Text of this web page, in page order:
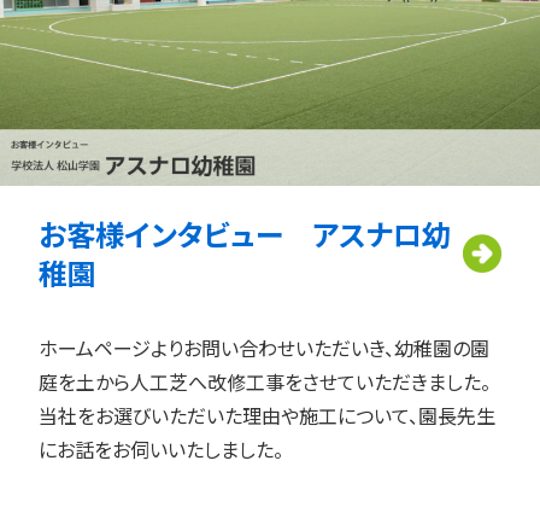
お客様インタビュー アスナロ幼
稚園
ホームページよりお問い合わせいただいき、幼稚園の園
庭を土から人工芝へ改修工事をさせていただきました。
当社をお選びいただいた理由や施工について、園長先生
にお話をお伺いいたしました。